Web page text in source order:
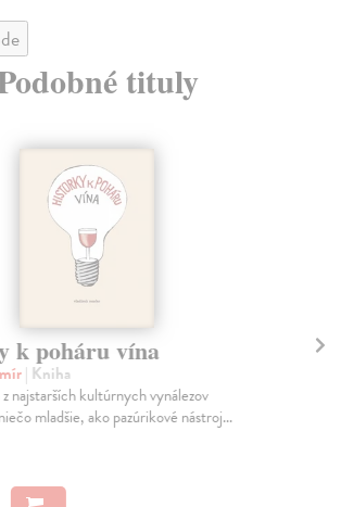
tituly
k poháru vína
| Kniha
najstarších kultúrnych vynálezov
mladšie, ako pazúrikové nástroj...